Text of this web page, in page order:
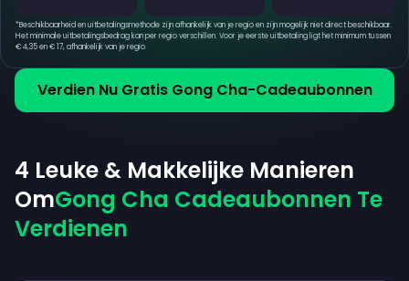
Verdien Nu Gratis Gong Cha-Cadeaubonnen
*Beschikbaarheid en uitbetalingsmethode zijn afhankelijk van je regio en zijn mogelijk niet direct beschikbaar.
Het minimale uitbetalingsbedrag kan per regio verschillen. Voor je eerste uitbetaling ligt het minimum tussen
€ 4,35 en € 17, afhankelijk van je regio.
4 Leuke & Makkelijke Manieren
OmGong Cha Cadeaubonnen Te
Verdienen